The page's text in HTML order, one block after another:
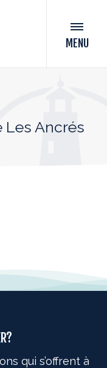
MENU
Les Ancrés
qui s’offrent à